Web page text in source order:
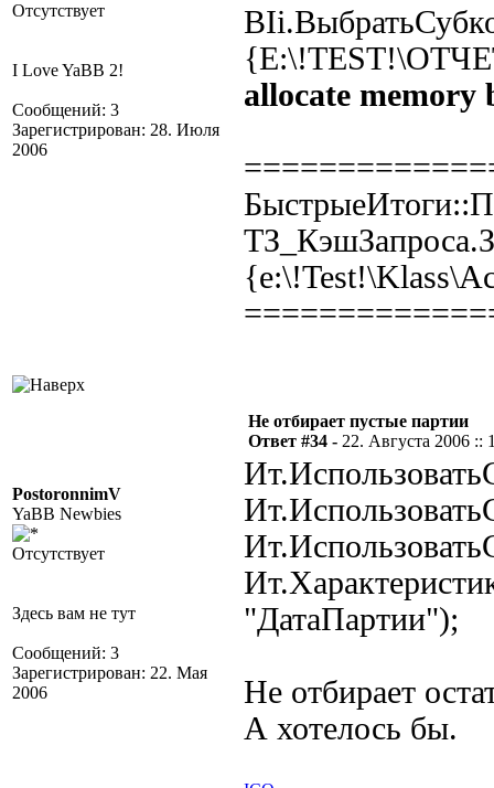
Отсутствует
I Love YaBB 2!
Сообщений: 3
Зарегистрирован: 28. Июля
2006
allocate memory
PostoronnimV
YaBB Newbies
Отсутствует
Здесь вам не тут
Сообщений: 3
Зарегистрирован: 22. Мая
2006
Не отбирает пустые партии
Ответ #34 - 22. Августа 2006 ::
"ДатаПартии");
Не отбирает
А хотелось бы.